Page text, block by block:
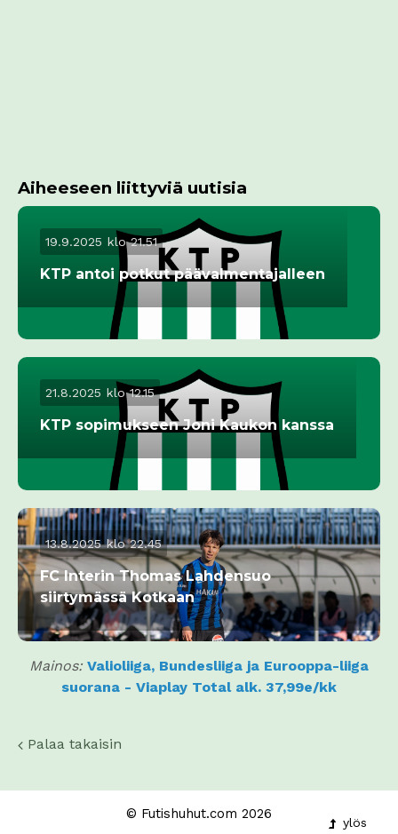
Aiheeseen liittyviä uutisia
19.9.2025 klo 21.51
KTP antoi potkut päävalmentajalleen
21.8.2025 klo 12.15
KTP sopimukseen Joni Kaukon kanssa
13.8.2025 klo 22.45
FC Interin Thomas Lahdensuo
siirtymässä Kotkaan
Mainos: Valioliiga, Bundesliiga ja Eurooppa-liiga
suorana - Viaplay Total alk. 37,99e/kk
Palaa takaisin
ylös
© Futishuhut.com 2026